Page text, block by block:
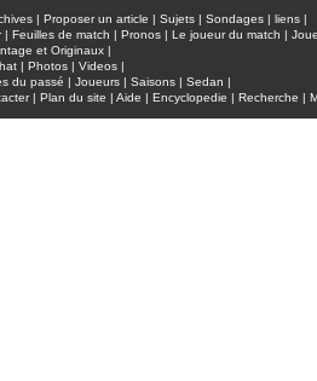
| Proposer un article | Sujets | Sondages | liens |
| Feuilles de match | Pronos | Le joueur du match |
et Originaux |
| Photos | Videos |
du passé | Joueurs | Saisons | Sedan |
| Plan du site | Aide | Encyclopedie | Recherche |